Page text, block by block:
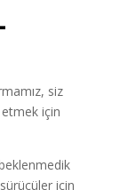
siz
için
için